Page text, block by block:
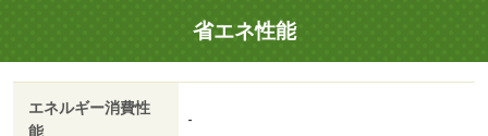
稚園（幼稚園・保育園）まで７４６ｍ／フレスコ 四ノ宮
店（スーパー）まで９３６ｍ／セブンイレブン 京都山科
小山店（コンビニ）まで１１０４ｍ／地下鉄東西線山科駅
徒歩３０分/賃貸戸数:1戸
省エネ性能
エネルギー消費性
能
-